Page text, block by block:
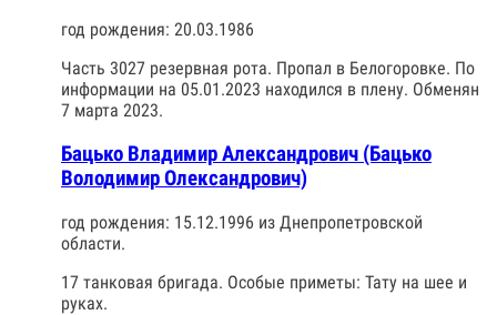
год рождения: 20.03.1986
Часть 3027 резервная рота. Пропал в Белогоровке. По
информации на 05.01.2023 находился в плену. Обменян
7 марта 2023.
Бацько Владимир Александрович (Бацько
Володимир Олександрович)
год рождения: 15.12.1996 из Днепропетровской
области.
17 танковая бригада. Особые приметы: Тату на шее и
руках.